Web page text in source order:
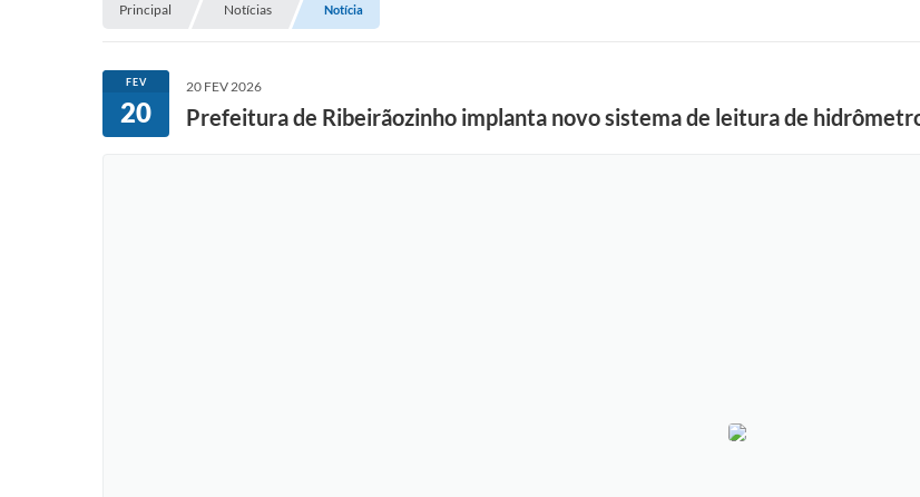
Principal Notícias Notícia
FEV
20
20 FEV 2026
Prefeitura de Ribeirãozinho implanta novo sistema de leitura de